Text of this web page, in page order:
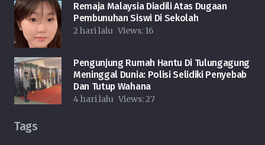
Remaja Malaysia Diadili Atas Dugaan
Pembunuhan Siswi Di Sekolah
2 hari lalu Views: 16
Pengunjung Rumah Hantu Di Tulungagung
Meninggal Dunia: Polisi Selidiki Penyebab
Dan Tutup Wahana
4 hari lalu Views:27
Tags